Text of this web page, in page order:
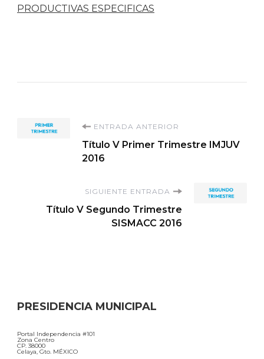
PRODUCTIVAS ESPECIFICAS
Navegación
entradas
ENTRADA ANTERIOR
Título V Primer Trimestre IMJUV
2016
SIGUIENTE ENTRADA
Título V Segundo Trimestre
SISMACC 2016
PRESIDENCIA MUNICIPAL
Portal Independencia #101
Zona Centro
CP. 38000
Celaya, Gto. MÉXICO